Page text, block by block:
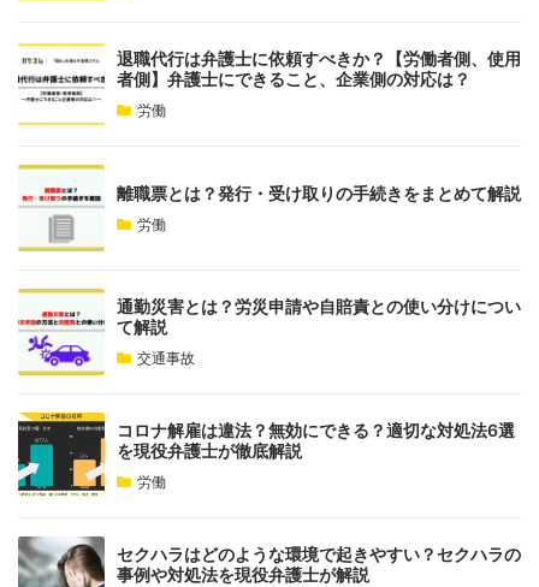
退職代行は弁護士に依頼すべきか？【労働者側、使用
者側】弁護士にできること、企業側の対応は？
労働
離職票とは？発行・受け取りの手続きをまとめて解説
労働
通勤災害とは？労災申請や自賠責との使い分けについ
て解説
交通事故
コロナ解雇は違法？無効にできる？適切な対処法6選
を現役弁護士が徹底解説
労働
セクハラはどのような環境で起きやすい？セクハラの
事例や対処法を現役弁護士が解説